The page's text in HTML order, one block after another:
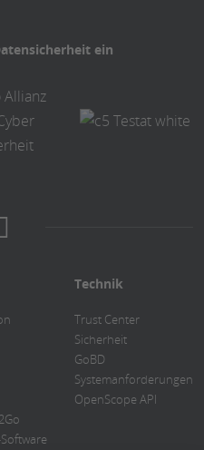
ein
Technik
Trust Center
Sicherheit
GoBD
Systemanforderungen
OpenScope API